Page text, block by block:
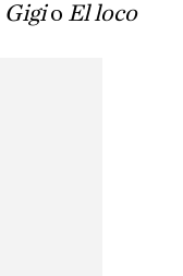
Gigio El loco